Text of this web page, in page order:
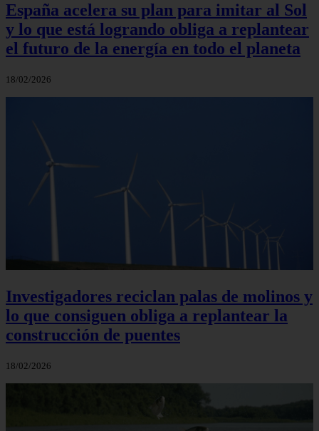
España acelera su plan para imitar al Sol
y lo que está logrando obliga a replantear
el futuro de la energía en todo el planeta
18/02/2026
Investigadores reciclan palas de molinos y
lo que consiguen obliga a replantear la
construcción de puentes
18/02/2026